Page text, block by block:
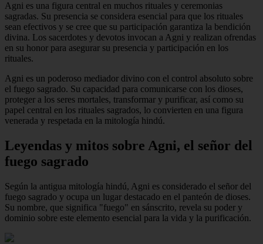
Agni es una figura central en muchos rituales y ceremonias
sagradas. Su presencia se considera esencial para que los rituales
sean efectivos y se cree que su participación garantiza la bendición
divina. Los sacerdotes y devotos invocan a Agni y realizan ofrendas
en su honor para asegurar su presencia y participación en los
rituales.
Agni es un poderoso mediador divino con el control absoluto sobre
el fuego sagrado. Su capacidad para comunicarse con los dioses,
proteger a los seres mortales, transformar y purificar, así como su
papel central en los rituales sagrados, lo convierten en una figura
venerada y respetada en la mitología hindú.
Leyendas y mitos sobre Agni, el señor del
fuego sagrado
Según la antigua mitología hindú, Agni es considerado el señor del
fuego sagrado y ocupa un lugar destacado en el panteón de dioses.
Su nombre, que significa "fuego" en sánscrito, revela su poder y
dominio sobre este elemento esencial para la vida y la purificación.